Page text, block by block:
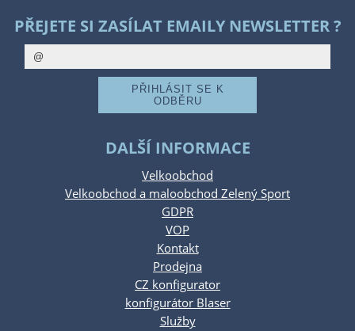
PŘEJETE SI ZASÍLAT EMAILY NEWSLETTER ?
DALŠÍ INFORMACE
Velkoobchod
Velkoobchod a maloobchod Zelený Sport
GDPR
VOP
Kontakt
Prodejna
CZ konfigurator
konfigurátor Blaser
Služby